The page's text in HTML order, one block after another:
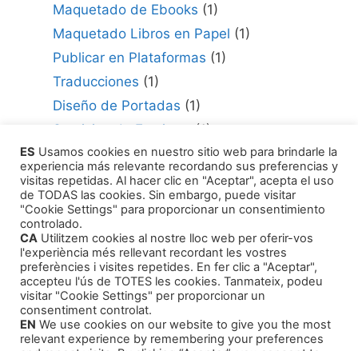
Maquetado de Ebooks (1)
Maquetado Libros en Papel (1)
Publicar en Plataformas (1)
Traducciones (1)
Diseño de Portadas (1)
Servicios de Escritura
(1)
Consultor para Edición (1)
Cómo Publicar tu Obra (1)
Agentes Literarios(1)
Productos
ES Usamos cookies en nuestro sitio web para brindarle la
experiencia más relevante recordando sus preferencias y
visitas repetidas. Al hacer clic en "Aceptar", acepta el uso
de TODAS las cookies. Sin embargo, puede visitar
"Cookie Settings" para proporcionar un consentimiento
controlado.
CA Utilitzem cookies al nostre lloc web per oferir-vos
l'experiència més rellevant recordant les vostres
preferències i visites repetides. En fer clic a "Aceptar",
accepteu l'ús de TOTES les cookies. Tanmateix, podeu
visitar "Cookie Settings" per proporcionar un
consentiment controlat.
EN We use cookies on our website to give you the most
relevant experience by remembering your preferences